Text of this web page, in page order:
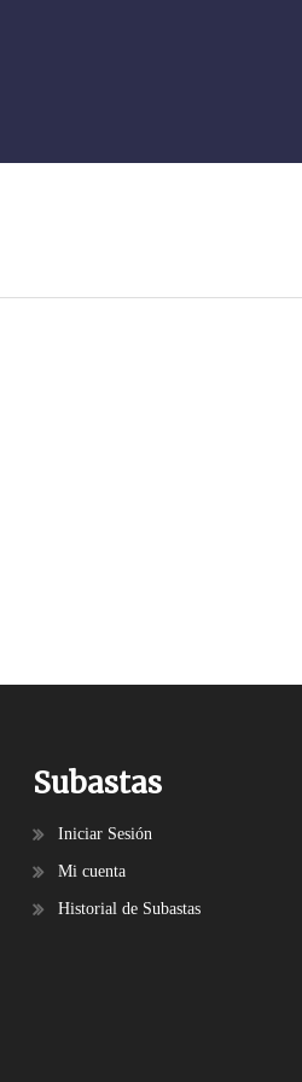
Subastas
Iniciar Sesión
Mi cuenta
Historial de Subastas